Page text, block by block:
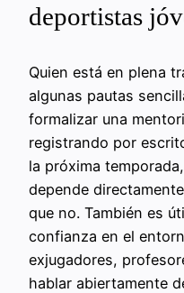
deportistas
Quien está en plena
algunas pautas
formalizar una
registrando por
la próxima
depende
que no. También es
confianza en el
exjugadores,
hablar abiertamente